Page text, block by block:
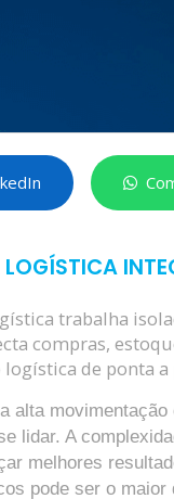
trabalha
compras,
de ponta a
alta
lidar. A
melhores
pode ser o